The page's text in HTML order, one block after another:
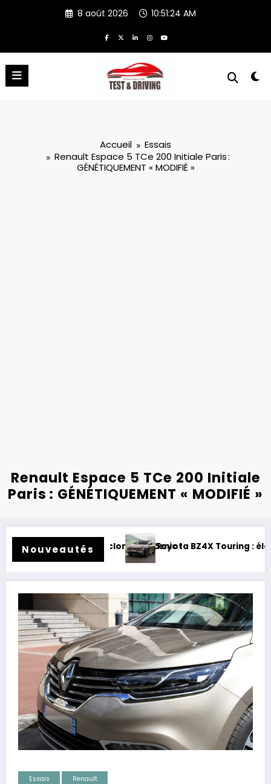
8 août 2026 10:51:26 AM
Accueil
Essais
Renault Espace 5 TCe 200 Initiale Paris :
GÉNÉTIQUEMENT « MODIFIÉ »
Renault Espace 5 TCe 200 Initiale
Paris : GÉNÉTIQUEMENT « MODIFIÉ »
Nouveautés
: électrique et baroudeur ! Essai Swapa ZIP :
Essais Renault